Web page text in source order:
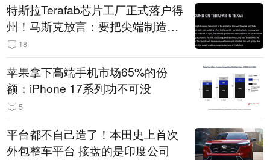
特斯拉Terafab芯片工厂正式落户得
州！马斯克放言：要把尖端制造带
回美国
18
苹果拿下高端手机市场65%的份
额：iPhone 17系列功不可没
5
平台都不自己造了！本田史上首次
外包整车平台 接盘的是印度公司